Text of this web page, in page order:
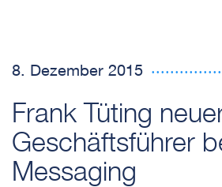
8. Dezember 2015
Frank Tüting
Geschäftsführer
Messaging